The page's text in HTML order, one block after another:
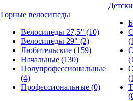
Горные велосипеды
Велосипеды 27,5" (10)
Велосипеды 29" (2)
Любительские (159)
Начальные (130)
Полупрофессиональные
(4)
Профессиональные (0)